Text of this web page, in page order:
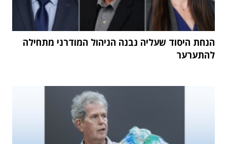
הנחת היסוד שעליה נבנה הניהול המודרני מתחילה
להתערער